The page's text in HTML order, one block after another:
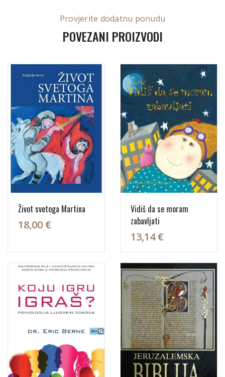
Provjerite dodatnu ponudu
POVEZANI PROIZVODI
Život svetoga Martina
18,00 €
Vidiš da se moram
zabavljati
13,14 €